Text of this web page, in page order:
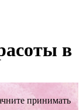
в
принимать